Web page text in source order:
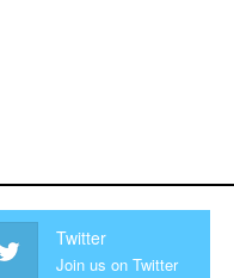
Twitter
Join us on Twitter